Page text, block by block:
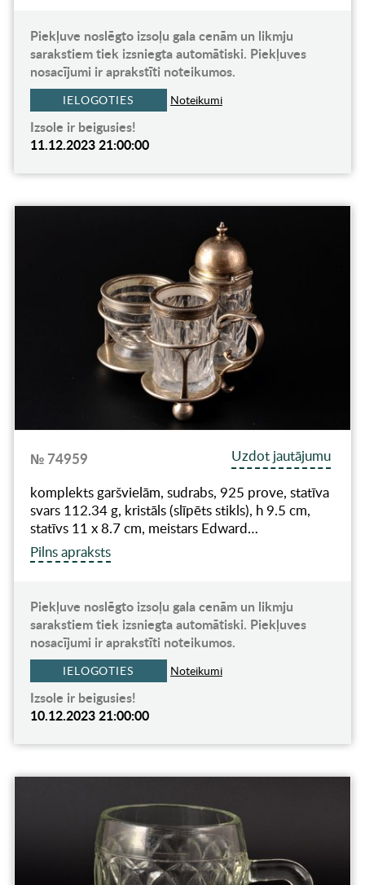
Piekļuve noslēgto izsoļu gala cenām un likmju
sarakstiem tiek izsniegta automātiski. Piekļuves
nosacījumi ir aprakstīti noteikumos.
IELOGOTIES Noteikumi
Izsole ir beigusies!
11.12.2023 21:00:00
№ 74959
Uzdot jautājumu
komplekts garšvielām, sudrabs, 925 prove, statīva
svars 112.34 g, kristāls (slīpēts stikls), h 9.5 cm,
statīvs 11 x 8.7 cm, meistars Edward…
Pilns apraksts
Piekļuve noslēgto izsoļu gala cenām un likmju
sarakstiem tiek izsniegta automātiski. Piekļuves
nosacījumi ir aprakstīti noteikumos.
IELOGOTIES Noteikumi
Izsole ir beigusies!
10.12.2023 21:00:00